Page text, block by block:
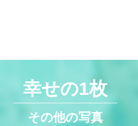
幸せの1枚
その他の写真